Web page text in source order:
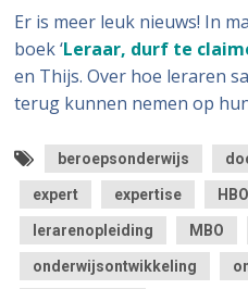
Er is meer leuk nieuws! In
boek ‘Leraar, durf te
en Thijs. Over hoe leraren
terug kunnen nemen op
beroepsonderwijs
expert expertise HBO
lerarenopleiding MBO
onderwijsontwikkeling